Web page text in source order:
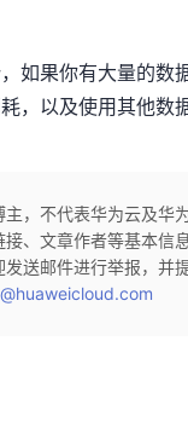
如果你有大量的数
，以及使用其他数
主，不代表华为云及
、文章作者等基本信
送邮件进行举报，并